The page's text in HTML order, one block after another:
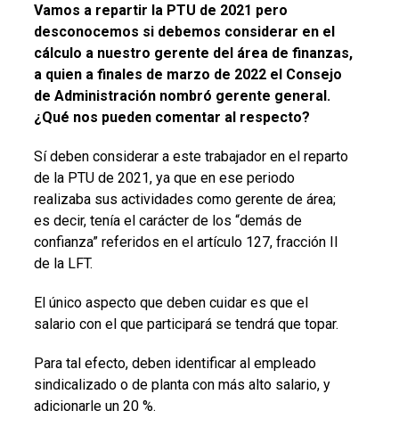
Vamos a repartir la PTU de 2021 pero
desconocemos si debemos considerar en el
cálculo a nuestro gerente del área de finanzas,
a quien a finales de marzo de 2022 el Consejo
de Administración nombró gerente general.
¿Qué nos pueden comentar al respecto?
Sí deben considerar a este trabajador en el reparto
de la PTU de 2021, ya que en ese periodo
realizaba sus actividades como gerente de área;
es decir, tenía el carácter de los “demás de
confianza” referidos en el artículo 127, fracción II
de la LFT.
El único aspecto que deben cuidar es que el
salario con el que participará se tendrá que topar.
Para tal efecto, deben identificar al empleado
sindicalizado o de planta con más alto salario, y
adicionarle un 20 %.